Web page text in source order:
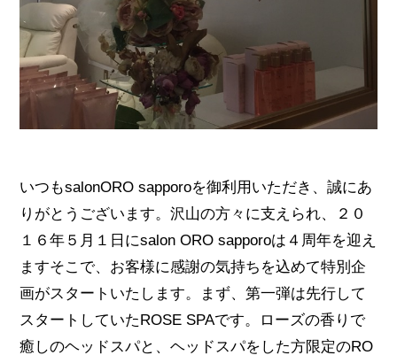
いつもsalonORO sapporoを御利用いただき、誠にあ
りがとうございます。沢山の方々に支えられ、２０
１６年５月１日にsalon ORO sapporoは４周年を迎え
ますそこで、お客様に感謝の気持ちを込めて特別企
画がスタートいたします。まず、第一弾は先行して
スタートしていたROSE SPAです。ローズの香りで
癒しのヘッドスパと、ヘッドスパをした方限定のRO